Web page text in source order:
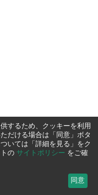
するため、クッキーを利用
だける場合は「同意」ボタ
いては「詳細を見る」をク
の サイトポリシー をご確
同意